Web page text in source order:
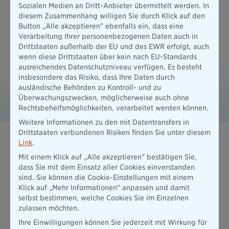
Mietobjekt entstehen. So können Sie Ihren Mietern guten
Gewissens Wohnraum bieten und mögliche Haftungsrisiken
gelassen angehen.
Downloads
B 299357 Highlightblatt Haus- und
Grundbesitzerhaftpflichtversicherung 2025
PDF / 249 KB - barrierefrei
Muster-Produkt-Informationsblätter
Hier finden Sie die gesetzlich vorgeschriebenen Muster-
Produktinformationsblätter für die "Haus- und
Grundbesitzerhaftpflichtversicherung"
Mehr erfahren
Sozialen Medien an Dritt-Anbieter übermittelt werden. In
diesem Zusammenhang willigen Sie durch Klick auf den
Button „Alle akzeptieren" ebenfalls ein, dass eine
Verarbeitung Ihrer personenbezogenen Daten auch in
Drittstaaten außerhalb der EU und des EWR erfolgt, auch
wenn diese Drittstaaten über kein nach EU-Standards
ausreichendes Datenschutzniveau verfügen. Es besteht
insbesondere das Risiko, dass Ihre Daten durch
ausländische Behörden zu Kontroll- und zu
Überwachungszwecken, möglicherweise auch ohne
Rechtsbehelfsmöglichkeiten, verarbeitet werden können.
Weitere Informationen zu den mit Datentransfers in
Drittstaaten verbundenen Risiken finden Sie unter diesem
Link.
Mit einem Klick auf „Alle akzeptieren" bestätigen Sie,
dass Sie mit dem Einsatz aller Cookies einverstanden
sind. Sie können die Cookie-Einstellungen mit einem
Klick auf „Mehr Informationen" anpassen und damit
selbst bestimmen, welche Cookies Sie im Einzelnen
zulassen möchten.
Ihre Einwilligungen können Sie jederzeit mit Wirkung für